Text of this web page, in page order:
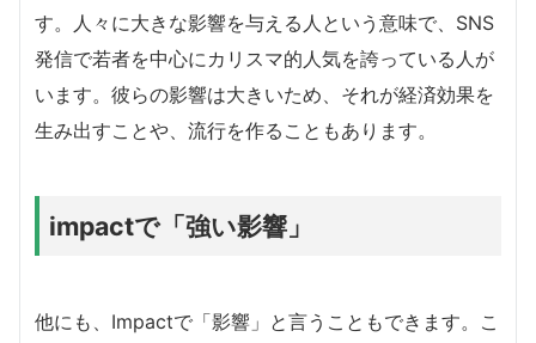
す。人々に大きな影響を与える人という意味で、SNS
発信で若者を中心にカリスマ的人気を誇っている人が
います。彼らの影響は大きいため、それが経済効果を
生み出すことや、流行を作ることもあります。
impactで「強い影響」
他にも、Impactで「影響」と言うこともできます。こ